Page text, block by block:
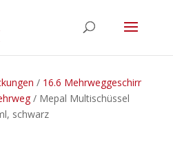
/ 16.6 Mehrweggeschirr
/ Mepal Multischüssel
schwarz